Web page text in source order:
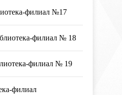
филиал №17
филиал № 18
филиал № 19
филиал